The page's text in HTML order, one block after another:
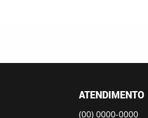
ATENDIMENTO
(00) 0000-0000